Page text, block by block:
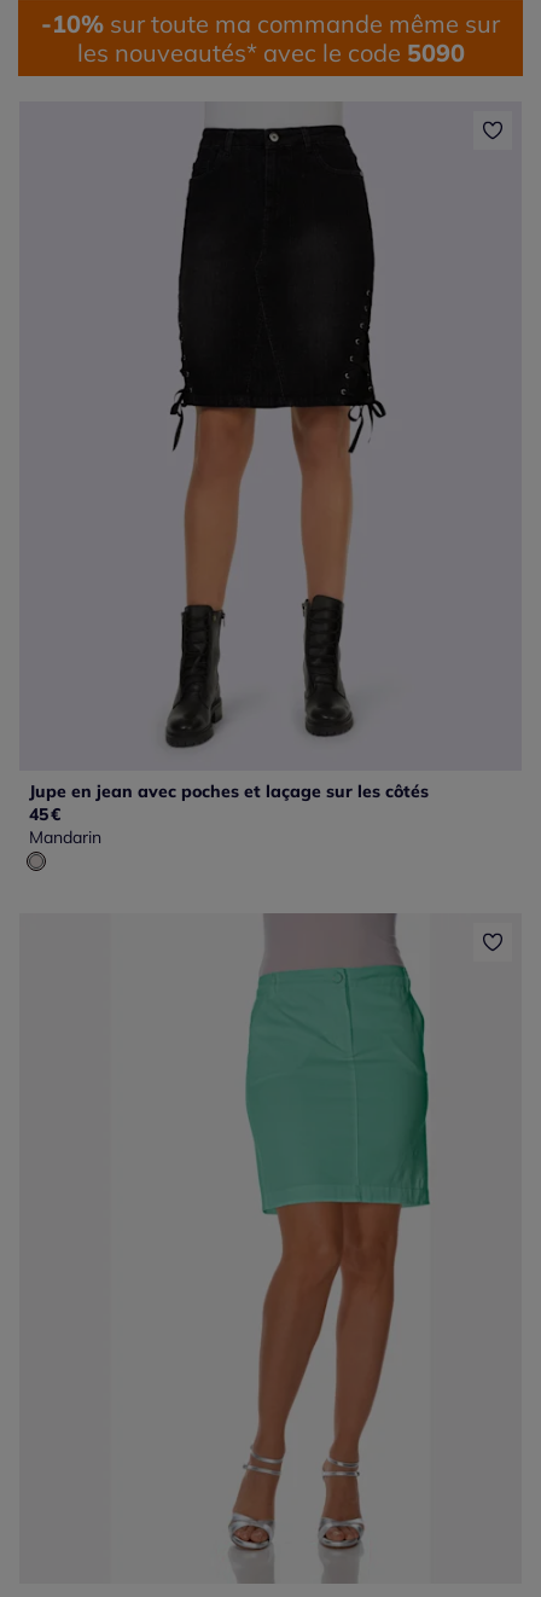
-10% sur toute ma commande même sur
les nouveautés* avec le code 5090
Jupe en jean avec poches et laçage sur les côtés
45€
Mandarin